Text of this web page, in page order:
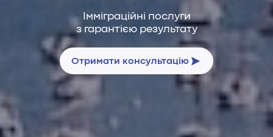
Імміграційні послуги
з гарантією результату
Отримати консультацію